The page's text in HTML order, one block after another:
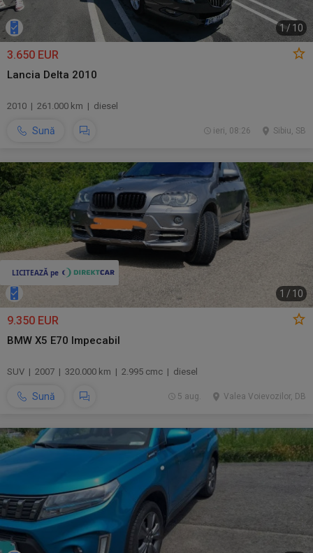
1 / 10
3.650 EUR
Lancia Delta 2010
2010 | 261.000 km | diesel
Sună Sibiu, SB
ieri, 08:26
1 / 10
9.350 EUR
BMW X5 E70 Impecabil
SUV | 2007 | 320.000 km | 2.995 cmc | diesel
Sună Valea Voievozilor, DB
5 aug.